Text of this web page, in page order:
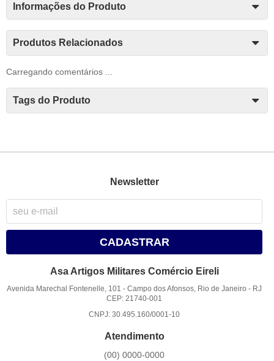
Informações do Produto
Produtos Relacionados
Carregando comentários ...
Tags do Produto
Newsletter
CADASTRAR
Asa Artigos Militares Comércio Eireli
Avenida Marechal Fontenelle, 101 -Campo dos Afonsos, Rio de Janeiro - RJ
CEP: 21740-001
CNPJ: 30.495.160/0001-10
Atendimento
(00) 0000-0000